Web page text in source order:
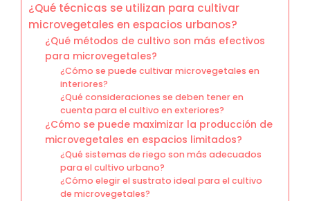
¿Qué técnicas se utilizan para cultivar
microvegetales en espacios urbanos?
¿Qué métodos de cultivo son más efectivos
para microvegetales?
¿Cómo se puede cultivar microvegetales en
interiores?
¿Qué consideraciones se deben tener en
cuenta para el cultivo en exteriores?
¿Cómo se puede maximizar la producción de
microvegetales en espacios limitados?
¿Qué sistemas de riego son más adecuados
para el cultivo urbano?
¿Cómo elegir el sustrato ideal para el cultivo
de microvegetales?